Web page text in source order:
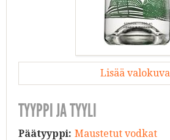
Lisää valokuva
TYYPPI JA TYYLI
Päätyyppi: Maustetut vodkat